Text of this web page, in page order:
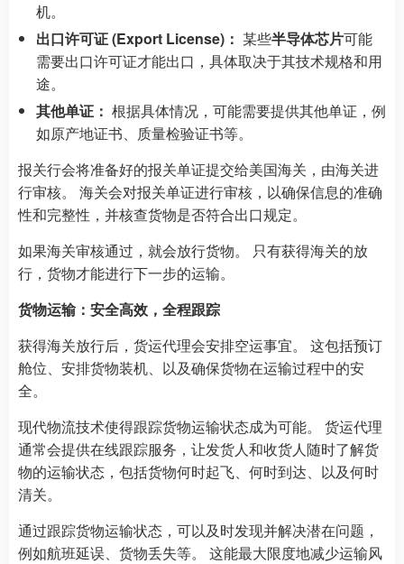
机。
出口许可证 (Export License)： 某些半导体芯片可能
需要出口许可证才能出口，具体取决于其技术规格和用
途。
其他单证： 根据具体情况，可能需要提供其他单证，例
如原产地证书、质量检验证书等。
报关行会将准备好的报关单证提交给美国海关，由海关进
行审核。 海关会对报关单证进行审核，以确保信息的准确
性和完整性，并核查货物是否符合出口规定。
如果海关审核通过，就会放行货物。 只有获得海关的放
行，货物才能进行下一步的运输。
货物运输：安全高效，全程跟踪
获得海关放行后，货运代理会安排空运事宜。 这包括预订
舱位、安排货物装机、以及确保货物在运输过程中的安
全。
现代物流技术使得跟踪货物运输状态成为可能。 货运代理
通常会提供在线跟踪服务，让发货人和收货人随时了解货
物的运输状态，包括货物何时起飞、何时到达、以及何时
清关。
通过跟踪货物运输状态，可以及时发现并解决潜在问题，
例如航班延误、货物丢失等。 这能最大限度地减少运输风